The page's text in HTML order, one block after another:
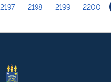
2197 2198 2199 2200